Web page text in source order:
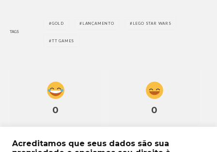
TAGS
GOLD LANÇAMENTO LEGO STAR WARS
TT GAMES
0 0
Acreditamos que seus dados são sua